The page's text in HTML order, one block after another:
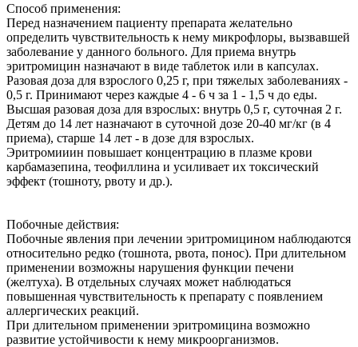
Способ применения:
Перед назначением пациенту препарата желательно
определить чувствительность к нему микрофлоры, вызвавшей
заболевание у данного больного. Для приема внутрь
эритромицин назначают в виде таблеток или в капсулах.
Разовая доза для взрослого 0,25 г, при тяжелых заболеваниях -
0,5 г. Принимают через каждые 4 - 6 ч за 1 - 1,5 ч до еды.
Высшая разовая доза для взрослых: внутрь 0,5 г, суточная 2 г.
Детям до 14 лет назначают в суточной дозе 20-40 мг/кг (в 4
приема), старше 14 лет - в дозе для взрослых.
Эритромииин повышает концентрацию в плазме крови
карбамазепина, теофиллина и усиливает их токсический
эффект (тошноту, рвоту и др.).
Побочные действия:
Побочные явления при лечении эритромицином наблюдаются
относительно редко (тошнота, рвота, понос). При длительном
применении возможны нарушения функции печени
(желтуха). В отдельных случаях может наблюдаться
повышенная чувствительность к препарату с появлением
аллергических реакций.
При длительном применении эритромицина возможно
развитие устойчивости к нему микроорганизмов.